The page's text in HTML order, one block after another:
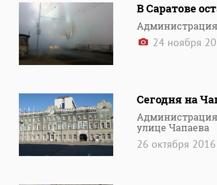
В Саратове
Администрация
24 ноября
Сегодня на
улице Чапаева
26 октября 2016